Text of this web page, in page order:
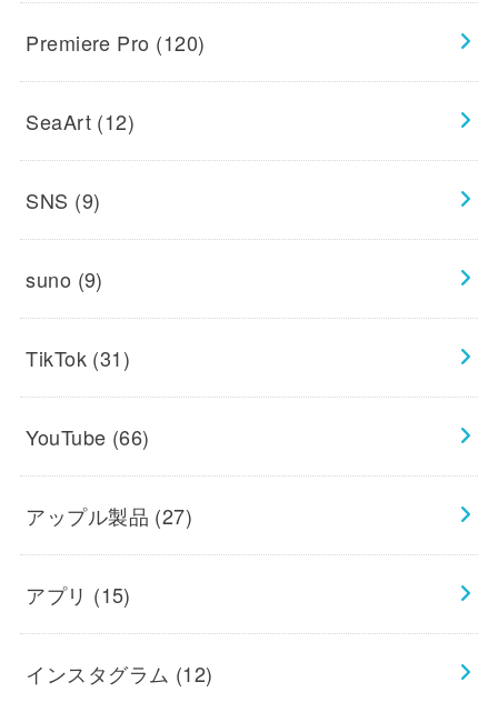
Premiere Pro (120)
SeaArt (12)
SNS (9)
suno (9)
TikTok (31)
YouTube (66)
アップル製品 (27)
アプリ (15)
インスタグラム (12)